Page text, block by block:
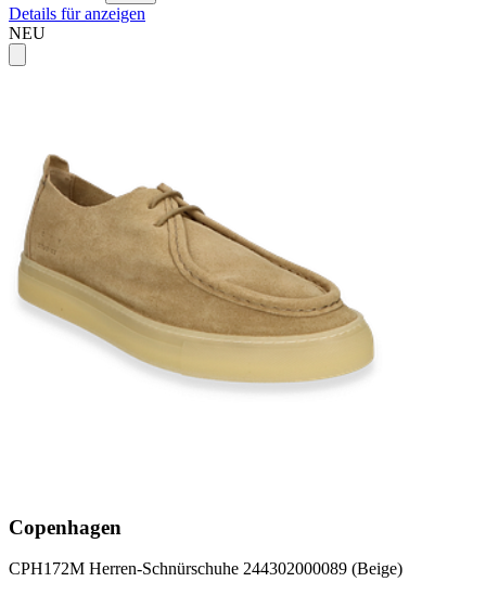
Details für anzeigen
NEU
Copenhagen
CPH172M Herren-Schnürschuhe 244302000089 (Beige)